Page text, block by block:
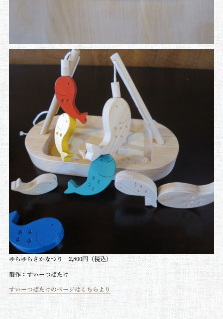
ゆらゆらさかなつり 2,800円（税込）
製作：すいーつばたけ
すいーつばたけのページはこちらより